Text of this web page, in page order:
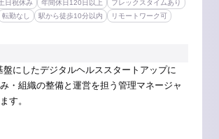
日祝休み 年間休日120日以上
フレックスタイムあり
転勤なし 駅から徒歩10分以内
リモートワーク可
にしたデジタルヘルススタートアップに
・組織の整備と運営を担う管理マネージャ
す。